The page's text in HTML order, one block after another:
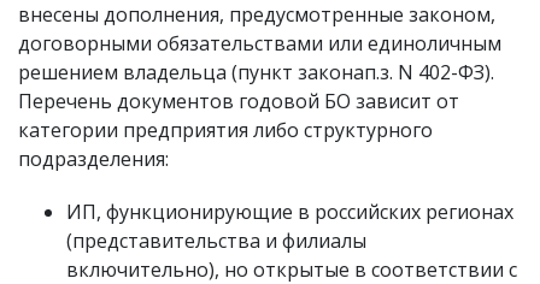
внесены дополнения, предусмотренные законом,
договорными обязательствами или единоличным
решением владельца (пункт законап.з. N 402-ФЗ).
Перечень документов годовой БО зависит от
категории предприятия либо структурного
подразделения:
ИП, функционирующие в российских регионах
(представительства и филиалы
включительно), но открытые в соответствии с